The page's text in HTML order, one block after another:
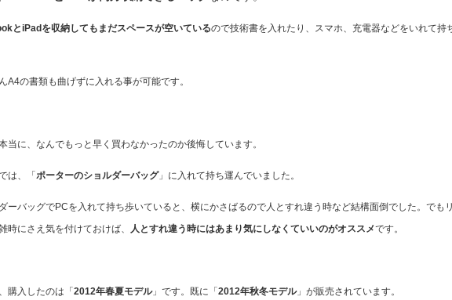
とiPadを収納してもまだスペースが空いているので技術書を入れたり、スマホ、充電器などをいれて持
A4の書類も曲げずに入れる事が可能です。
当に、なんでもっと早く買わなかったのか後悔しています。
は、「ポーターのショルダーバッグ」に入れて持ち運んでいました。
ーバッグでPCを入れて持ち歩いていると、横にかさばるので人とすれ違う時など結構面倒でした。でも
時にさえ気を付けておけば、 人とすれ違う時にはあまり気にしなくていいのがオススメです。
購入したのは「2012年春夏モデル」です。既に「2012年秋冬モデル」が販売されています。